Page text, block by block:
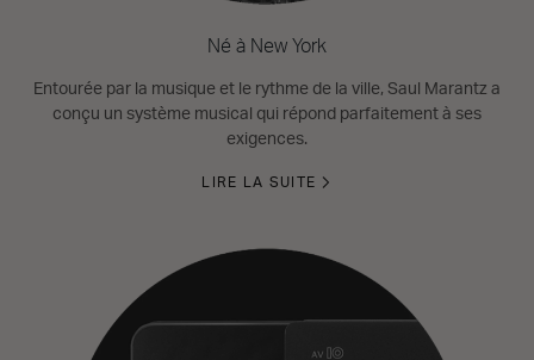
Né à New York
Entourée par la musique et le rythme de la ville, Saul Marantz a
conçu un système musical qui répond parfaitement à ses
exigences.
LIRE LA SUITE